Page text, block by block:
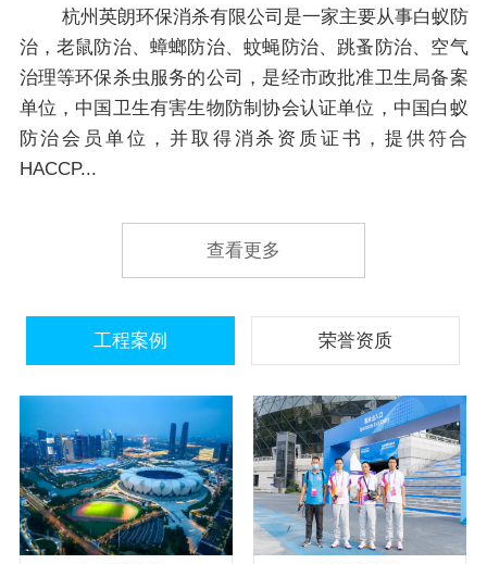
杭州英朗环保消杀有限公司是一家主要从事白蚁防
治，老鼠防治、蟑螂防治、蚊蝇防治、跳蚤防治、空气
治理等环保杀虫服务的公司，是经市政批准卫生局备案
单位，中国卫生有害生物防制协会认证单位，中国白蚁
防治会员单位，并取得消杀资质证书，提供符合
HACCP...
查看更多
工程案例 荣誉资质